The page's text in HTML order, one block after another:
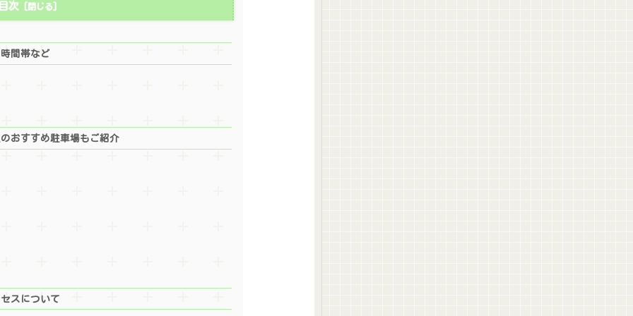
次
間帯など
おすすめ駐車場もご紹介
スについて